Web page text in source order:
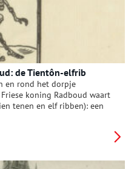
de Tientôn-elfrib
en rond het dorpje
koning Radboud waart
tenen en elf ribben): een
donker werd dan ook de